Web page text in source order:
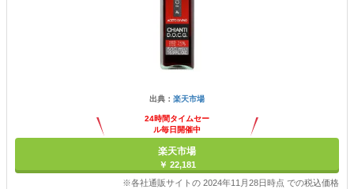
出典： 楽天市場
24時間タイムセー
ル毎日開催中
楽天市場
￥ 22,181
※各社通販サイトの 2024年11月28日時点 での税込価格